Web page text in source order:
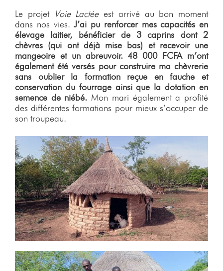
Le projet Voie Lactéeest arrivé au bon moment
dans nos vies.J’ai pu renforcer mes capacités en
élevage laitier, bénéficier de 3 caprins dont 2
chèvres (qui ont déjà mise bas) et recevoir une
mangeoire et un abreuvoir. 48 000 FCFA m’ont
également été versés pour construire ma chèvrerie
sans oublier la formation reçue en fauche et
conservation du fourrage ainsi que la dotation en
semence de niébé. Mon mari également a profité
des différentes formations pour mieux s’occuper de
son troupeau.